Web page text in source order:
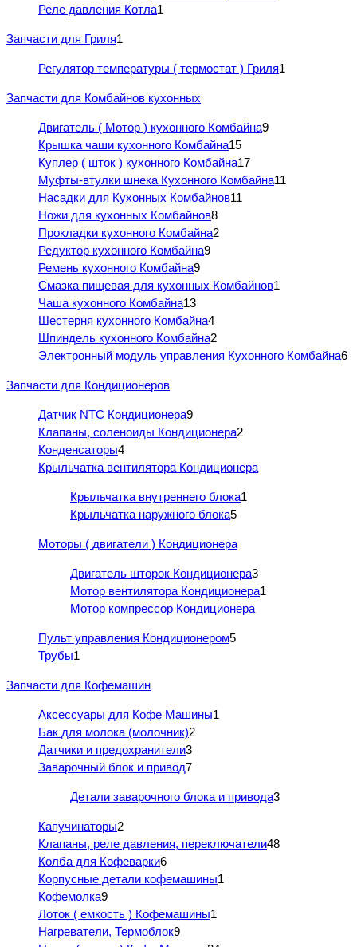
Реле давления Котла1
Запчасти для Гриля1
Регулятор температуры ( термостат ) Гриля1
Запчасти для Комбайнов кухонных
Двигатель ( Мотор ) кухонного Комбайна9
Крышка чаши кухонного Комбайна15
Куплер ( шток ) кухонного Комбайна17
Муфты-втулки шнека Кухонного Комбайна11
Насадки для Кухонных Комбайнов11
Ножи для кухонных Комбайнов8
Прокладки кухонного Комбайна2
Редуктор кухонного Комбайна9
Ремень кухонного Комбайна9
Смазка пищевая для кухонных Комбайнов1
Чаша кухонного Комбайна13
Шестерня кухонного Комбайна4
Шпиндель кухонного Комбайна2
Электронный модуль управления Кухонного Комбайна6
Запчасти для Кондиционеров
Датчик NTC Кондиционера9
Клапаны, соленоиды Кондиционера2
Конденсаторы4
Крыльчатка вентилятора Кондиционера
Крыльчатка внутреннего блока1
Крыльчатка наружного блока5
Моторы ( двигатели ) Кондиционера
Двигатель шторок Кондиционера3
Мотор вентилятора Кондиционера1
Мотор компрессор Кондиционера
Пульт управления Кондиционером5
Трубы1
Запчасти для Кофемашин
Аксессуары для Кофе Машины1
Бак для молока (молочник)2
Датчики и предохранители3
Заварочный блок и привод7
Детали заварочного блока и привода3
Капучинаторы2
Клапаны, реле давления, переключатели48
Колба для Кофеварки6
Корпусные детали кофемашины1
Кофемолка9
Лоток ( емкость ) Кофемашины1
Нагреватели, Термоблок9